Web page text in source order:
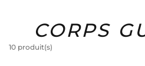
Solaire Homme
CORPS
10 produit(s)